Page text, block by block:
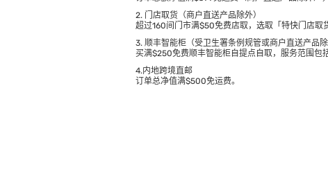
2. 门店取货（商户直送产品除外）
超过160间门市满$50免费店取，选取「特快门店取
3. 顺丰智能柜（受卫生署条例规管或商户直送产品除
买满$250免费顺丰智能柜自提点自取，服务范围包
4.内地跨境直邮
订单总净值满$500免运费。